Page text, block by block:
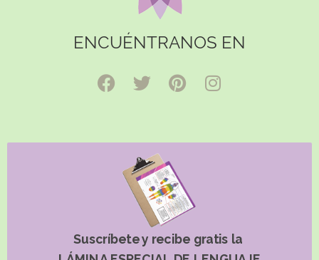
ENCUÉNTRANOS EN
Suscríbete y recibe gratis la